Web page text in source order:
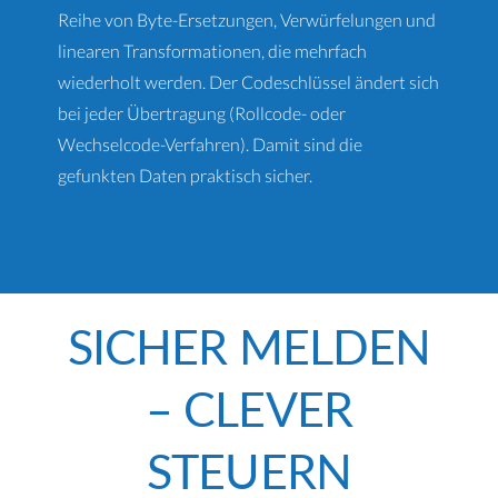
Reihe von Byte-Ersetzungen, Verwürfelungen und
linearen Transformationen, die mehrfach
wiederholt werden. Der Codeschlüssel ändert sich
bei jeder Übertragung (Rollcode- oder
Wechselcode-Verfahren). Damit sind die
gefunkten Daten praktisch sicher.
SICHER MELDEN
– CLEVER
STEUERN